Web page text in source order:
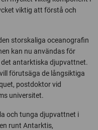
viktig att förstå och
storskaliga oceanografin
kan nu användas för
antarktiska djupvattnet.
förutsäga de långsiktiga
postdoktor vid
universitet.
och tunga djupvattnet i
runt Antarktis,